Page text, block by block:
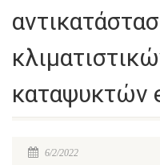
καταψυκτών
6/2/2022